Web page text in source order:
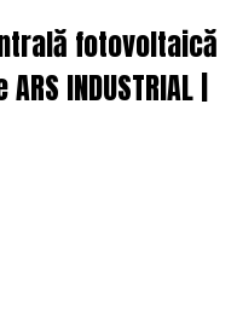
fotovoltaică
INDUSTRIAL |